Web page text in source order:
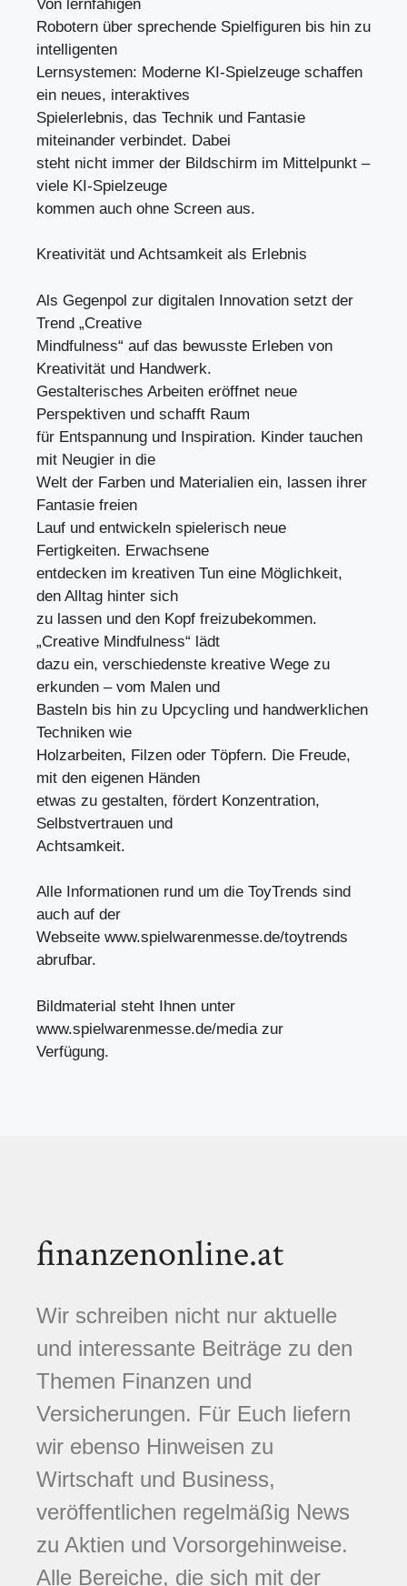
Von lernfähigen
Robotern über sprechende Spielfiguren bis hin zu
intelligenten
Lernsystemen: Moderne KI-Spielzeuge schaffen
ein neues, interaktives
Spielerlebnis, das Technik und Fantasie
miteinander verbindet. Dabei
steht nicht immer der Bildschirm im Mittelpunkt –
viele KI-Spielzeuge
kommen auch ohne Screen aus.
Kreativität und Achtsamkeit als Erlebnis
Als Gegenpol zur digitalen Innovation setzt der
Trend „Creative
Mindfulness“ auf das bewusste Erleben von
Kreativität und Handwerk.
Gestalterisches Arbeiten eröffnet neue
Perspektiven und schafft Raum
für Entspannung und Inspiration. Kinder tauchen
mit Neugier in die
Welt der Farben und Materialien ein, lassen ihrer
Fantasie freien
Lauf und entwickeln spielerisch neue
Fertigkeiten. Erwachsene
entdecken im kreativen Tun eine Möglichkeit,
den Alltag hinter sich
zu lassen und den Kopf freizubekommen.
„Creative Mindfulness“ lädt
dazu ein, verschiedenste kreative Wege zu
erkunden – vom Malen und
Basteln bis hin zu Upcycling und handwerklichen
Techniken wie
Holzarbeiten, Filzen oder Töpfern. Die Freude,
mit den eigenen Händen
etwas zu gestalten, fördert Konzentration,
Selbstvertrauen und
Achtsamkeit.
Alle Informationen rund um die ToyTrends sind
auch auf der
Webseite www.spielwarenmesse.de/toytrends
abrufbar.
Bildmaterial steht Ihnen unter
www.spielwarenmesse.de/media zur
Verfügung.
finanzenonline.at
Wir schreiben nicht nur aktuelle
und interessante Beiträge zu den
Themen Finanzen und
Versicherungen. Für Euch liefern
wir ebenso Hinweisen zu
Wirtschaft und Business,
veröffentlichen regelmäßig News
zu Aktien und Vorsorgehinweise.
Alle Bereiche, die sich mit der